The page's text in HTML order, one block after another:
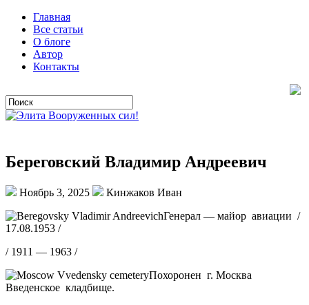
Главная
Все статьи
О блоге
Автор
Контакты
Береговский Владимир Андреевич
Ноябрь 3, 2025
Кинжаков Иван
Генерал — майор авиации /
17.08.1953 /
/ 1911 — 1963 /
Похоронен г. Москва
Введенское кладбище.